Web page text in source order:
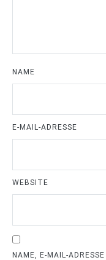
NAME
E-MAIL-ADRESSE
WEBSITE
NAME, E-MAIL-